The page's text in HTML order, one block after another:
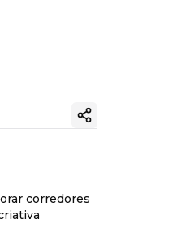
Copiar link
corredores